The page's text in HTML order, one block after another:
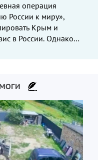
операция
России к миру»,
Крым и
в России. Однако